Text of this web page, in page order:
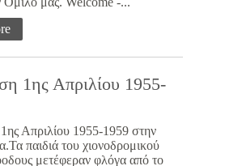
1ης Απριλίου 1955-
Απριλίου 1955-1959 στην
παιδιά του χιονοδρομικού
μετέφεραν φλόγα από το